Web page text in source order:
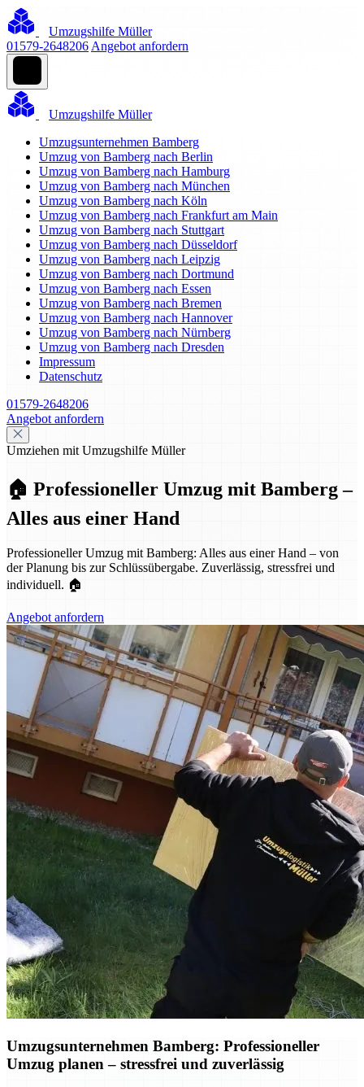
Umzugshilfe Müller
01579-2648206 Angebot anfordern
Umzugshilfe Müller
Umzugsunternehmen Bamberg
Umzug von Bamberg nach Berlin
Umzug von Bamberg nach Hamburg
Umzug von Bamberg nach München
Umzug von Bamberg nach Köln
Umzug von Bamberg nach Frankfurt am Main
Umzug von Bamberg nach Stuttgart
Umzug von Bamberg nach Düsseldorf
Umzug von Bamberg nach Leipzig
Umzug von Bamberg nach Dortmund
Umzug von Bamberg nach Essen
Umzug von Bamberg nach Bremen
Umzug von Bamberg nach Hannover
Umzug von Bamberg nach Nürnberg
Umzug von Bamberg nach Dresden
Impressum
Datenschutz
01579-2648206
Angebot anfordern
Umziehen mit Umzugshilfe Müller
🏠 Professioneller Umzug mit Bamberg –
Alles aus einer Hand
Professioneller Umzug mit Bamberg: Alles aus einer Hand – von
der Planung bis zur Schlüssübergabe. Zuverlässig, stressfrei und
individuell. 🏠
Angebot anfordern
Umzugsunternehmen Bamberg: Professioneller
Umzug planen – stressfrei und zuverlässig